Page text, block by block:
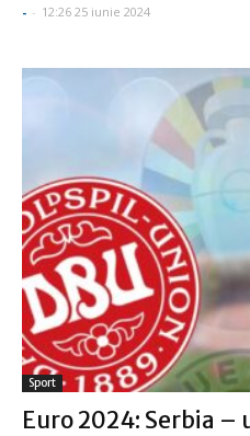
- - 12:26 25 iunie 2024
Sport
Euro 2024: Serbia –